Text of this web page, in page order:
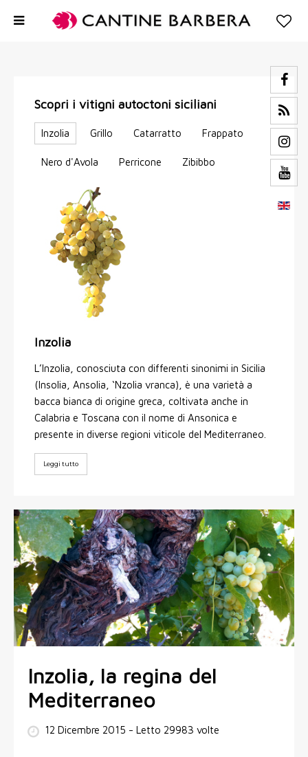
Scopri i vitigni autoctoni siciliani
Inzolia Grillo Catarratto Frappato
Nero d'Avola Perricone Zibibbo
Inzolia
L’Inzolia, conosciuta con differenti sinonimi in Sicilia
(Insolia, Ansolia, ‘Nzolia vranca), è una varietà a
bacca bianca di origine greca, coltivata anche in
Calabria e Toscana con il nome di Ansonica e
presente in diverse regioni viticole del Mediterraneo.
Leggi tutto
Inzolia, la regina del
Mediterraneo
12 Dicembre 2015 - Letto 29983 volte